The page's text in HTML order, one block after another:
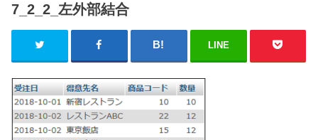
7_2_2_左外部結合
LINE